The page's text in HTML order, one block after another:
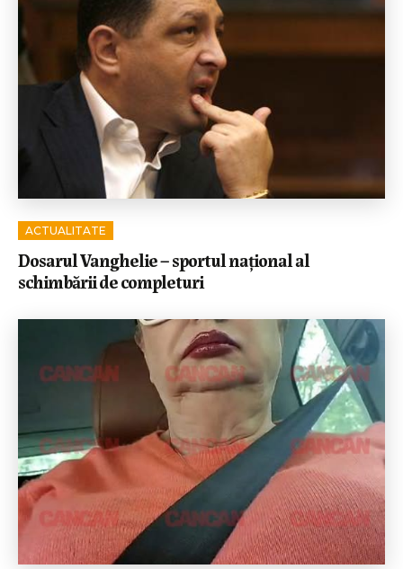
ACTUALITATE
Dosarul Vanghelie – sportul național al
schimbării de completuri